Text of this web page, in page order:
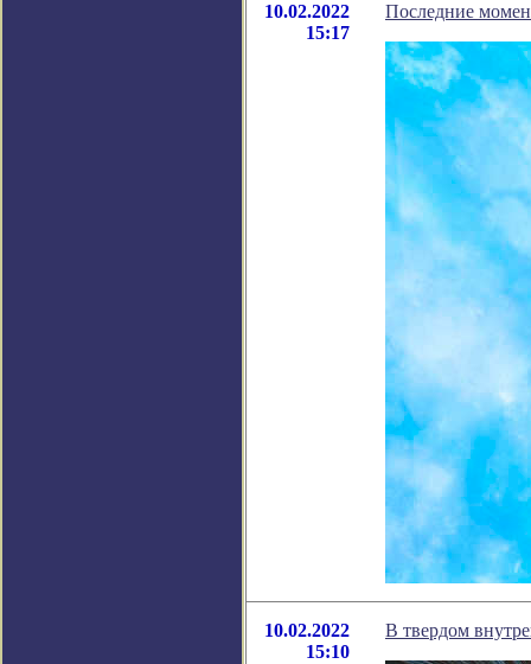
10.02.2022
15:17
Последние
10.02.2022
15:10
В твердом